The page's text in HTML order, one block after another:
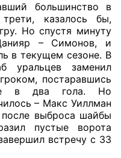
большинство в
трети, казалось бы,
Но спустя минуту
– Симонов, и
в текущем сезоне. В
уральцев заменил
постаравшись
в два гола. Но
– Макс Уиллман
выброса шайбы
пустые ворота
встречу с 33